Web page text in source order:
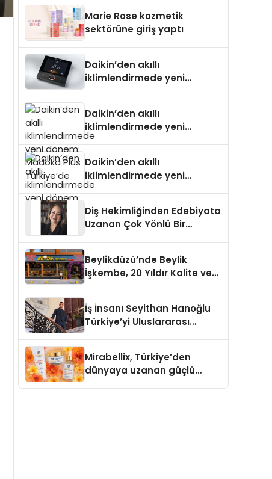
Aldı
Marie Rose kozmetik
sektörüne giriş yaptı
Daikin’den akıllı
iklimlendirmede yeni
Daikin’den akıllı
iklimlendirmede yeni
dönem: Madoka Plus
Daikin’den akıllı
iklimlendirmede yeni
dönem: Madoka Plus
Diş Hekimliğinden Edebiyata
Uzanan Çok Yönlü Bir
Beylikdüzü’nde Beylik
İşkembe, 20 Yıldır Kalite ve
İş İnsanı Seyithan Hanoğlu
Türkiye’yi Uluslararası
Mirabellix, Türkiye’den
dünyaya uzanan güçlü